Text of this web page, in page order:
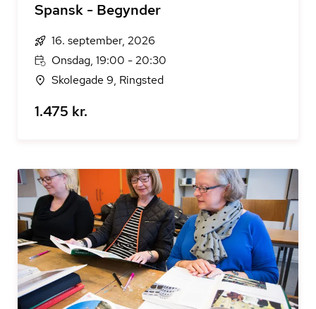
Spansk - Begynder
16. september, 2026
Onsdag, 19:00 - 20:30
Skolegade 9, Ringsted
1.475 kr.